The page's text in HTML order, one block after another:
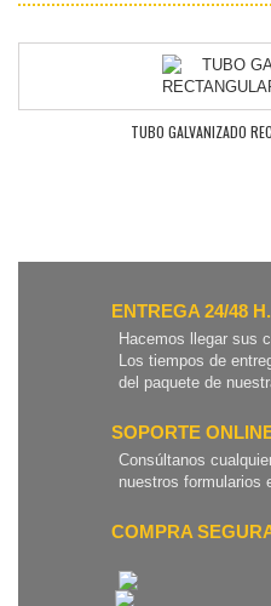
TUBO GALVANIZADO
ENTREGA 24/48 H.
Hacemos llegar sus
Los tiempos de
del paquete de
SOPORTE
Consúltanos
nuestros formularios
COMPRA